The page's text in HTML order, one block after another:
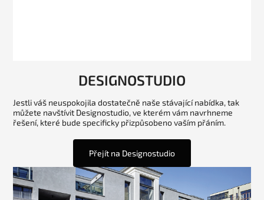
DESIGNOSTUDIO
Jestli váš neuspokojila dostatečně naše stávající nabídka, tak
můžete navštívit Designostudio, ve kterém vám navrhneme
řešení, které bude specificky přizpůsobeno vaším přáním.
Přejít na Designostudio